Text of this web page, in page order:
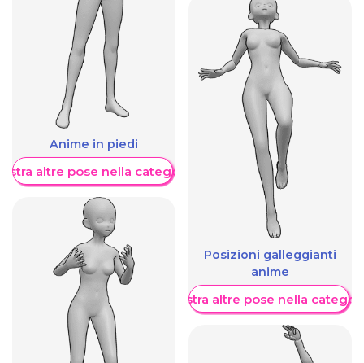
Anime in piedi
altre pose nella categoria
Posizioni galleggianti
anime
Mostra altre pose nella